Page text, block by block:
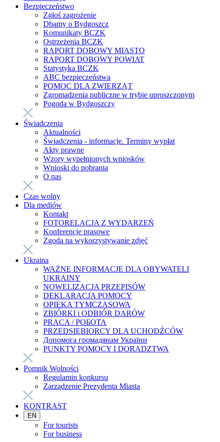
Bezpieczeństwo
Zgłoś zagrożenie
Dbamy o Bydgoszcz
Komunikaty BCZK
Ostrzeżenia BCZK
RAPORT DOBOWY MIASTO
RAPORT DOBOWY POWIAT
Statystyka BCZK
ABC bezpieczeństwa
POMOC DLA ZWIERZĄT
Zgromadzenia publiczne w trybie uproszczonym
Pogoda w Bydgoszczy
Świadczenia
Aktualności
Świadczenia - informacje. Terminy wypłat
Akty prawne
Wzory wypełnionych wniosków
Wnioski do pobrania
O nas
Czas wolny
Dla mediów
Kontakt
FOTORELACJA Z WYDARZEŃ
Konferencje prasowe
Zgoda na wykorzystywanie zdjęć
Ukraina
WAŻNE INFORMACJE DLA OBYWATELI
UKRAINY
NOWELIZACJA PRZEPISÓW
DEKLARACJA POMOCY
OPIEKA TYMCZASOWA
ZBIÓRKI i ODBIÓR DARÓW
PRACA / РОБОТА
PRZEDSIĘBIORCY DLA UCHODŹCÓW
Допомога громадянам України
PUNKTY POMOCY I DORADZTWA
Pomnik Wolności
Regulamin konkursu
Zarządzenie Prezydenta Miasta
KONTRAST
EN
For tourists
For business